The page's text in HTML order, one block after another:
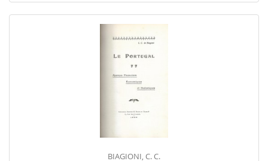
BIAGIONI, C. C.